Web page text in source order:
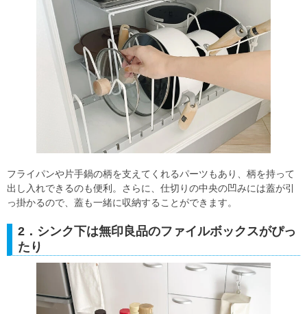
フライパンや片手鍋の柄を支えてくれるパーツもあり、柄を持って
出し入れできるのも便利。さらに、仕切りの中央の凹みには蓋が引
っ掛かるので、蓋も一緒に収納することができます。
2．シンク下は無印良品のファイルボックスがぴっ
たり